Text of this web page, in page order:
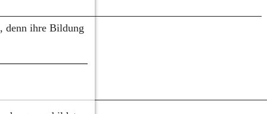
denn ihre Bildung